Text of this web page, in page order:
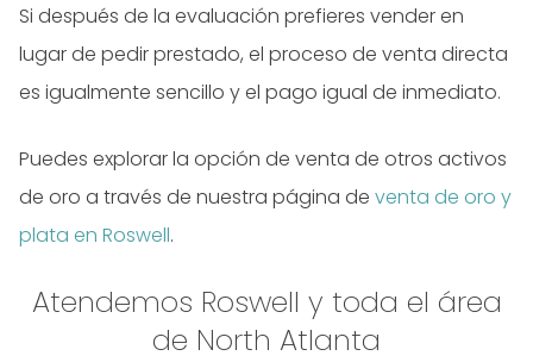
Si después de la evaluación prefieres vender en
lugar de pedir prestado, el proceso de venta directa
es igualmente sencillo y el pago igual de inmediato.
Puedes explorar la opción de venta de otros activos
de oro a través de nuestra página de venta de oro y
plata en Roswell.
Atendemos Roswell y toda el área
de North Atlanta